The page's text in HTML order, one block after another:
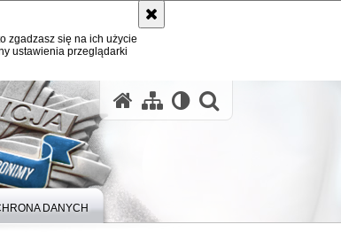
zgadzasz się na ich użycie
ustawienia przeglądarki
DANYCH